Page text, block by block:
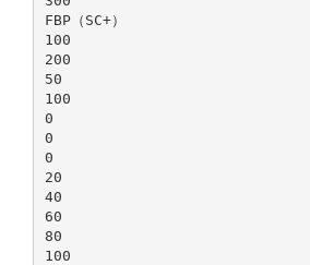
FBP（SC+）
100
200
50
100
0
0
0
20
40
60
80
100